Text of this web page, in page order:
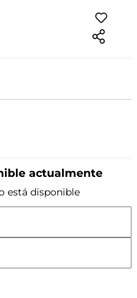
actualmente
está disponible